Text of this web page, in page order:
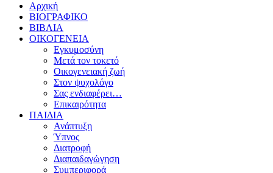
Αρχική
ΒΙΟΓΡΑΦΙΚΟ
ΒΙΒΛΙΑ
ΟΙΚΟΓΕΝΕΙΑ
Εγκυμοσύνη
Μετά τον τοκετό
Οικογενειακή ζωή
Στον ψυχολόγο
Σας ενδιαφέρει…
Επικαιρότητα
ΠΑΙΔΙΑ
Ανάπτυξη
Ύπνος
Διατροφή
Διαπαιδαγώγηση
Συμπεριφορά